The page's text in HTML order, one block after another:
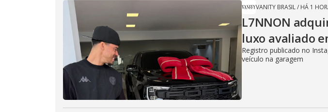
VANITY BRASIL/ HÁ 1
L7NNON
luxo avaliado
Registro publicado no
veículo na garagem